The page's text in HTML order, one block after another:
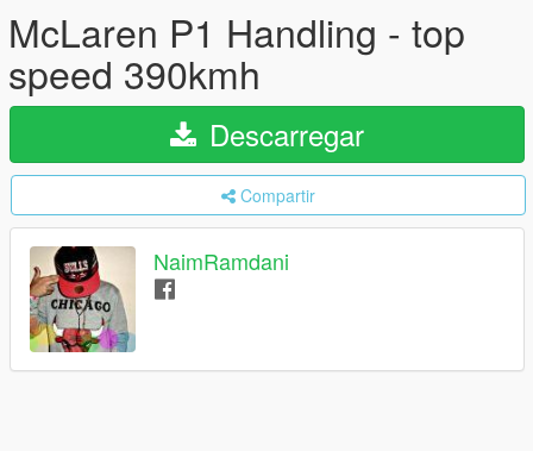
McLaren P1 Handling - top
speed 390kmh
Descarregar
Compartir
NaimRamdani